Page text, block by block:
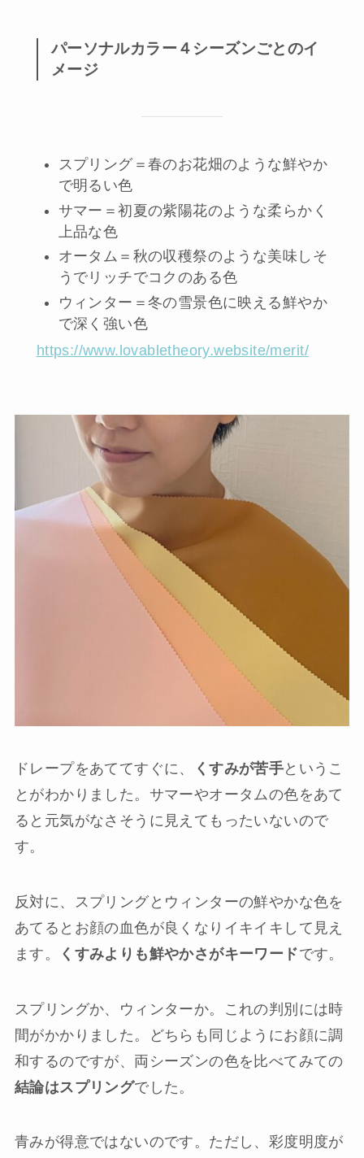
パーソナルカラー４シーズンごとのイ
メージ
スプリング＝春のお花畑のような鮮やか
で明るい色
サマー＝初夏の紫陽花のような柔らかく
上品な色
オータム＝秋の収穫祭のような美味しそ
うでリッチでコクのある色
ウィンター＝冬の雪景色に映える鮮やか
で深く強い色
https://www.lovabletheory.website/merit/
ドレープをあててすぐに、 くすみが苦手というこ
とがわかりました。サマーやオータムの色をあて
ると元気がなさそうに見えてもったいないので
す。
反対に、スプリングとウィンターの鮮やかな色を
あてるとお顔の血色が良くなりイキイキして見え
ます。
くすみよりも鮮やかさがキーワードです。
スプリングか、ウィンターか。これの判別には時
間がかかりました。どちらも同じようにお顔に調
和するのですが、両シーズンの色を比べてみての
結論はスプリングでした。
青みが得意ではないのです。ただし、彩度明度が